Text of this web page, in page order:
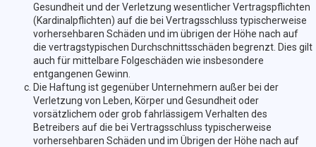
Gesundheit und der Verletzung wesentlicher Vertragspflichten
(Kardinalpflichten) auf die bei Vertragsschluss typischerweise
vorhersehbaren Schäden und im übrigen der Höhe nach auf
die vertragstypischen Durchschnittsschäden begrenzt. Dies gilt
auch für mittelbare Folgeschäden wie insbesondere
entgangenen Gewinn.
Die Haftung ist gegenüber Unternehmern außer bei der
Verletzung von Leben, Körper und Gesundheit oder
vorsätzlichem oder grob fahrlässigem Verhalten des
Betreibers auf die bei Vertragsschluss typischerweise
vorhersehbaren Schäden und im Übrigen der Höhe nach auf